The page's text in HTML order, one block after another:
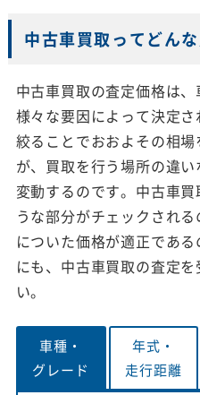
中古車買取ってどん
中古車買取の査定価格は
様々な要因によって決定
絞ることでおおよその相
が、買取を行う場所の違
変動するのです。中古車
うな部分がチェックされ
についた価格が適正であ
にも、中古車買取の査定
い。
車種・
グレード
年式・
走行距離